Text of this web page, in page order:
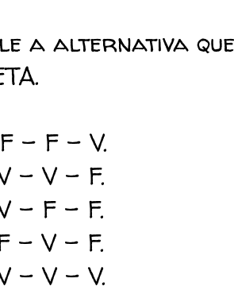
a alternativa
– F – V.
– V – F.
– F – F.
– V – F.
– V – V.